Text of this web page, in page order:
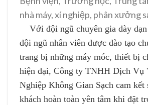
nhà máy, xí nghiệp, phân xưởng
Với đội ngũ chuyên gia dày
đội ngũ nhân viên được đào tạo
trang bị những máy móc, thiết bị
hiện đại, Công ty TNHH Dịch Vụ
Nghiệp Không Gian Sạch cam kết
khách hoàn toàn yên tâm khi đặt